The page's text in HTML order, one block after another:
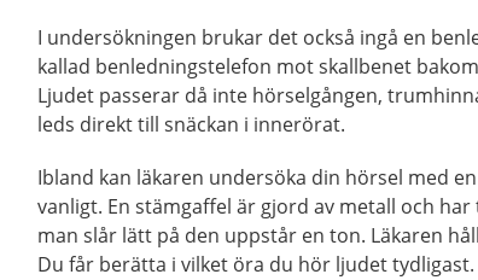
I undersökningen brukar det också ingå en
kallad benledningstelefon mot skallbenet
Ljudet passerar då inte hörselgången,
leds direkt till snäckan i innerörat.
Ibland kan läkaren undersöka din hörsel med
vanligt. En stämgaffel är gjord av metall och
man slår lätt på den uppstår en ton. Läkaren
Du får berätta i vilket öra du hör ljudet tydligast.